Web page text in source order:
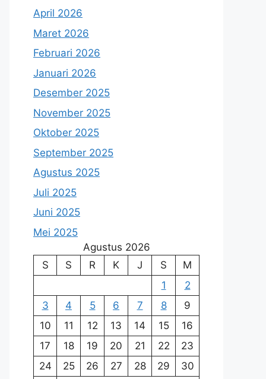
April 2026
Maret 2026
Februari 2026
Januari 2026
Desember 2025
November 2025
Oktober 2025
September 2025
Agustus 2025
Juli 2025
Juni 2025
Mei 2025
Agustus 2026
S
S R K J S
M
1
2
3
4 5 6 7 8
9
10
11 12 13 14 15
16
17
18 19 20 21 22
23
24
25 26 27 28 29
30